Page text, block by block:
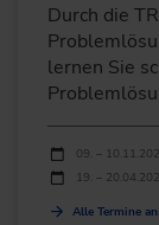
Durch die
lernen Sie
Durchführungen
09. –
19. –
Alle Termine